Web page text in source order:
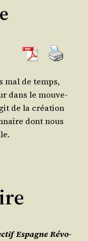
mal de temps,
dans le mou­ve­
de la créa­tion
dont nous
Espagne Révo­